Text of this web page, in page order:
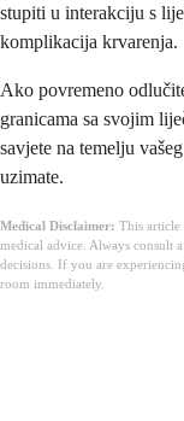
stupiti u interakciju s
komplikacija krvarenja.
Ako povremeno
granicama sa svojim
savjete na temelju
uzimate.
Medical Disclaimer: This article
medical advice. Always consult
decisions. If you are
room immediately.